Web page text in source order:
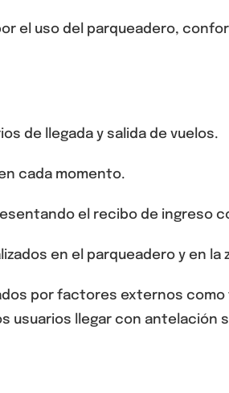
el uso del parqueadero,
de llegada y salida de vuelos.
cada momento.
el recibo de ingreso
en el parqueadero y en la
por factores externos
usuarios llegar con antelación